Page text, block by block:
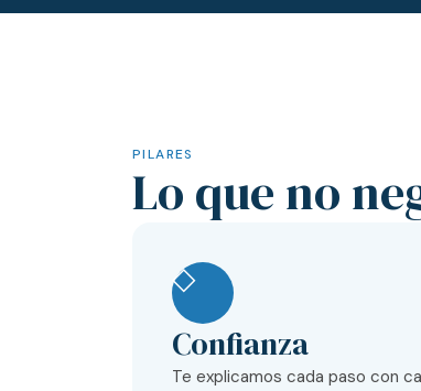
PILARES
Lo que no
◇
Confianza
Te explicamos cada paso con